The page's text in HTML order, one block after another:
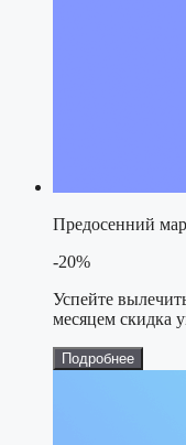
Предосенний
-20%
Успейте
месяцем скидка
Подробнее